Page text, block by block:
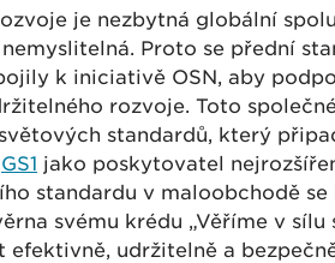
je nezbytná globální
Proto se přední
k iniciativě OSN, aby
rozvoje. Toto
standardů, který
GS1 jako poskytovatel
standardu v maloobchodě
svému krédu „Věříme v sílu
efektivně, udržitelně a